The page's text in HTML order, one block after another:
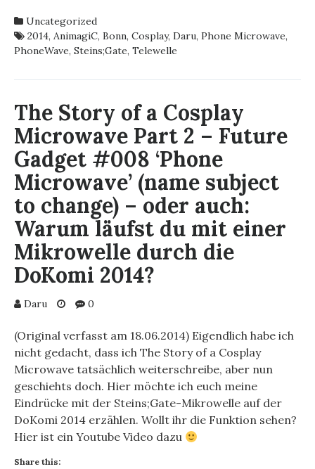
WTF?
(2014)
STORY
OF
A
COSPLAY
MICROWAVE
PART
3
–
FUTURE
GADGET
‘PHONE
MICROWAVE’
CHANGE)
Uncategorized
2014, AnimagiC, Bonn, Cosplay, Daru, Phone Microwave,
PhoneWave, Steins;Gate, Telewelle
The Story of a Cosplay
Microwave Part 2 – Future
Gadget #008 ‘Phone
Microwave’ (name subject
to change) – oder auch:
Warum läufst du mit einer
Mikrowelle durch die
DoKomi 2014?
Daru 0
(Original verfasst am 18.06.2014) Eigendlich habe ich
nicht gedacht, dass ich The Story of a Cosplay
Microwave tatsächlich weiterschreibe, aber nun
geschiehts doch. Hier möchte ich euch meine
Eindrücke mit der Steins;Gate-Mikrowelle auf der
DoKomi 2014 erzählen. Wollt ihr die Funktion sehen?
Hier ist ein Youtube Video dazu
Share this: